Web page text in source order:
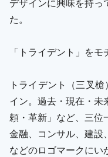
た。
「トライデント」を
トライデント（三叉
イン。過去・現在・
頼・革新」など、三位
金融、コンサル、建設
などのロゴマークにい